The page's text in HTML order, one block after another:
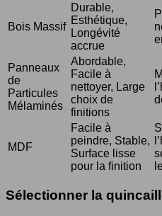
Bois Massif
Durable,
Esthétique,
Longévité
accrue
Panneaux
de
Particules
Mélaminés
Abordable,
Facile à
nettoyer, Large
choix de
finitions
MDF
Facile à
peindre, Stable,
Surface lisse
pour la finition
Sélectionner la